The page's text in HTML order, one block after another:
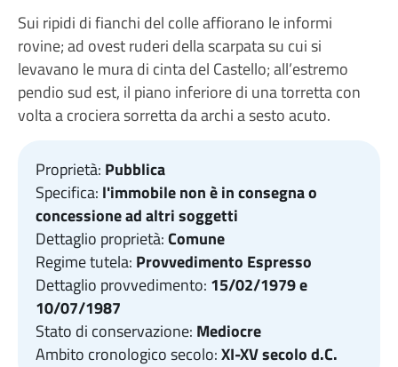
Sui ripidi di fianchi del colle affiorano le informi
rovine; ad ovest ruderi della scarpata su cui si
levavano le mura di cinta del Castello; all’estremo
pendio sud est, il piano inferiore di una torretta con
volta a crociera sorretta da archi a sesto acuto.
Proprietà: Pubblica
Specifica: l'immobile non è in consegna o
concessione ad altri soggetti
Dettaglio proprietà:Comune
Regime tutela: Provvedimento Espresso
Dettaglio provvedimento: 15/02/1979 e
10/07/1987
Stato di conservazione: Mediocre
Ambito cronologico secolo:XI-XV secolo d.C.